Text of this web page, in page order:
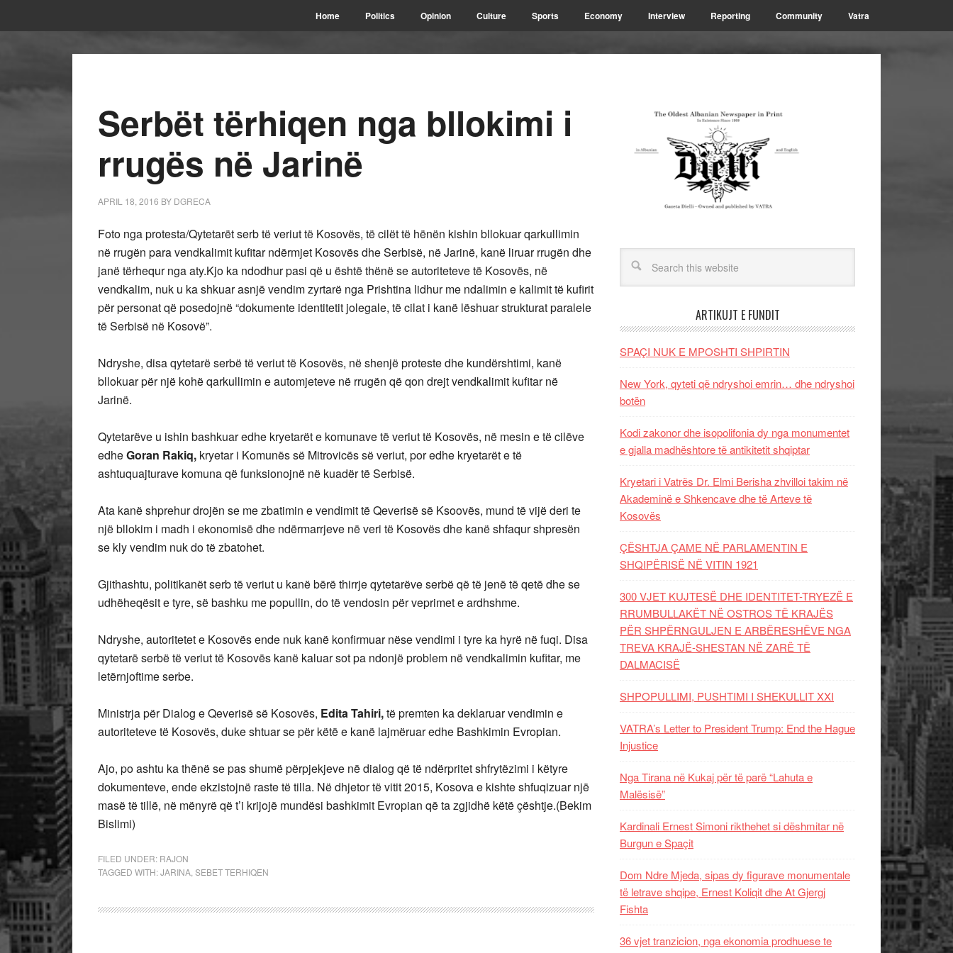
Home Politics Opinion Culture Sports Economy Interview Reporting Community Vatra
Serbët tërhiqen nga bllokimi i
rrugës në Jarinë
APRIL 18, 2016 BY DGRECA
Foto nga protesta/Qytetarët serb të veriut të Kosovës, të cilët të hënën kishin bllokuar qarkullimin
në rrugën para vendkalimit kufitar ndërmjet Kosovës dhe Serbisë, në Jarinë, kanë liruar rrugën dhe
janë tërhequr nga aty.Kjo ka ndodhur pasi që u është thënë se autoriteteve të Kosovës, në
vendkalim, nuk u ka shkuar asnjë vendim zyrtarë nga Prishtina lidhur me ndalimin e kalimit të kufirit
për personat që posedojnë “dokumente identitetit jolegale, të cilat i kanë lëshuar strukturat paralele
të Serbisë në Kosovë”.
Ndryshe, disa qytetarë serbë të veriut të Kosovës, në shenjë proteste dhe kundërshtimi, kanë
bllokuar për një kohë qarkullimin e automjeteve në rrugën që qon drejt vendkalimit kufitar në
Jarinë.
Qytetarëve u ishin bashkuar edhe kryetarët e komunave të veriut të Kosovës, në mesin e të cilëve
edheGoran Rakiq, kryetar i Komunës së Mitrovicës së veriut, por edhe kryetarët e të
ashtuquajturave komuna që funksionojnë në kuadër të Serbisë.
Ata kanë shprehur drojën se me zbatimin e vendimit të Qeverisë së Ksoovës, mund të vijë deri te
një bllokim i madh i ekonomisë dhe ndërmarrjeve në veri të Kosovës dhe kanë shfaqur shpresën
se kly vendim nuk do të zbatohet.
Gjithashtu, politikanët serb të veriut u kanë bërë thirrje qytetarëve serbë që të jenë të qetë dhe se
udhëheqësit e tyre, së bashku me popullin, do të vendosin për veprimet e ardhshme.
Ndryshe, autoritetet e Kosovës ende nuk kanë konfirmuar nëse vendimi i tyre ka hyrë në fuqi. Disa
qytetarë serbë të veriut të Kosovës kanë kaluar sot pa ndonjë problem në vendkalimin kufitar, me
letërnjoftime serbe.
Ministrja për Dialog e Qeverisë së Kosovës, Edita Tahiri,të premten ka deklaruar vendimin e
autoriteteve të Kosovës, duke shtuar se për këtë e kanë lajmëruar edhe Bashkimin Evropian.
Ajo, po ashtu ka thënë se pas shumë përpjekjeve në dialog që të ndërpritet shfrytëzimi i këtyre
dokumenteve, ende ekzistojnë raste të tilla. Në dhjetor të vitit 2015, Kosova e kishte shfuqizuar një
masë të tillë, në mënyrë që t’i krijojë mundësi bashkimit Evropian që ta zgjidhë këtë çështje.(Bekim
Bislimi)
FILED UNDER: RAJON
TAGGED WITH:JARINA SEBET TERHIQEN
ARTIKUJT E FUNDIT
SPAÇI NUK E MPOSHTI SHPIRTIN
New York, qyteti që ndryshoi emrin… dhe ndryshoi
botën
Kodi zakonor dhe isopolifonia dy nga monumentet
e gjalla madhështore të antikitetit shqiptar
Kryetari i Vatrës Dr. Elmi Berisha zhvilloi takim në
Akademinë e Shkencave dhe të Arteve të
Kosovës
ÇËSHTJA ÇAME NË PARLAMENTIN E
SHQIPËRISË NË VITIN 1921
300 VJET KUJTESË DHE IDENTITET-TRYEZË E
RRUMBULLAKËT NË OSTROS TË KRAJËS
PËR SHPËRNGULJEN E ARBËRESHËVE NGA
TREVA KRAJË-SHESTAN NË ZARË TË
DALMACISË
SHPOPULLIMI, PUSHTIMI I SHEKULLIT XXI
VATRA’s Letter to President Trump: End the Hague
Injustice
Nga Tirana në Kukaj për të parë “Lahuta e
Malësisë”
Kardinali Ernest Simoni rikthehet si dëshmitar në
Burgun e Spaçit
Dom Ndre Mjeda, sipas dy figurave monumentale
të letrave shqipe, Ernest Koliqit dhe At Gjergj
Fishta
36 vjet tranzicion, nga ekonomia prodhuese te